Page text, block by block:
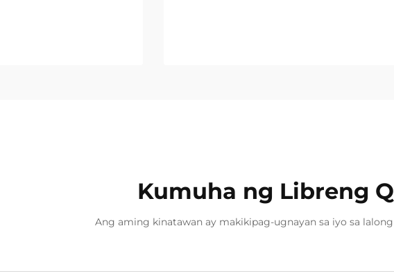
Kumuha ng Libreng
Ang aming kinatawan ay makikipag-ugnayan sa iyo sa